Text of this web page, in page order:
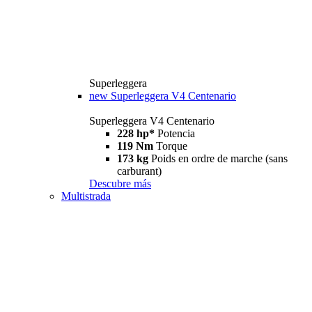
Superleggera
new Superleggera V4 Centenario
Superleggera V4 Centenario
228 hp* Potencia
119 Nm Torque
173 kg Poids en ordre de marche (sans
carburant)
Descubre más
Multistrada